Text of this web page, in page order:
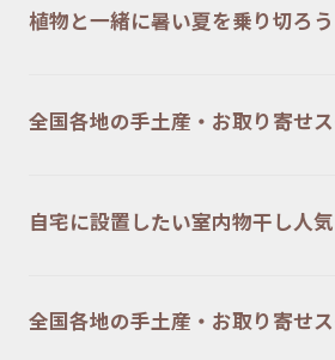
植物と一緒に暑い夏を乗り切ろ
全国各地の手土産・お取り寄せ
自宅に設置したい室内物干し人
全国各地の手土産・お取り寄せ